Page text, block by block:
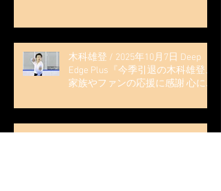
木科雄登 / 2025年10月7日 Deep
Edge Plus『今季引退の木科雄登、
家族やファンの応援に感謝 心に響
見に来て」』